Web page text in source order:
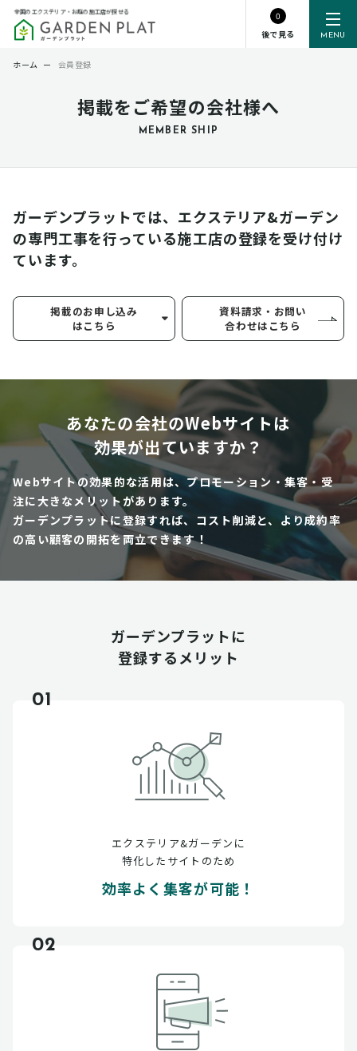
MENU
全国のエクステリア・お庭の施工店が探せる
0
後で見る
掲載をご希望の会社様へ
MEMBER SHIP
ホーム ー 会員登録
ガーデンプラットでは、エクステリア&ガーデン
の専門工事を行っている施工店の登録を受け付け
ています。
掲載のお申し込み
はこちら
資料請求・お問い
合わせはこちら
あなたの会社のWebサイトは
効果が出ていますか？
Webサイトの効果的な活用は、プロモーション・集客・受
注に大きなメリットがあります。
ガーデンプラットに登録すれば、コスト削減と、より成約率
の高い顧客の開拓を両立できます！
ガーデンプラットに
登録するメリット
01
エクステリア&ガーデンに
特化したサイトのため
効率よく集客が可能！
02